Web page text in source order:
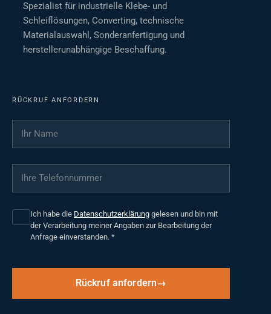
Spezialist für industrielle Klebe- und
Schleiflösungen, Converting, technische
Materialauswahl, Sonderanfertigung und
herstellerunabhängige Beschaffung.
RÜCKRUF ANFORDERN
Ihr Name
Ihre Telefonnummer
Ich habe die Datenschutzerklärung gelesen und bin mit
der Verarbeitung meiner Angaben zur Bearbeitung der
Anfrage einverstanden. *
Rückruf anfordern